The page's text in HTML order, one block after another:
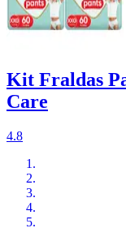
Kit Fraldas
Care
4.8